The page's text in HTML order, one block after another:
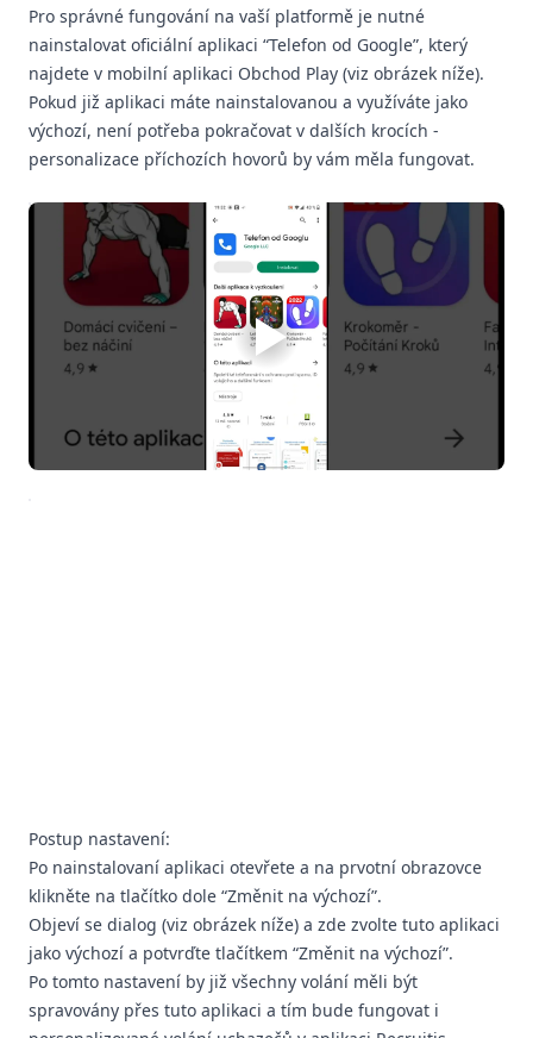
Pro správné fungování na vaší platformě je nutné
nainstalovat oficiální aplikaci “Telefon od Google”, který
najdete v mobilní aplikaci Obchod Play (viz obrázek níže).
Pokud již aplikaci máte nainstalovanou a využíváte jako
výchozí, není potřeba pokračovat v dalších krocích -
personalizace příchozích hovorů by vám měla fungovat.
Postup nastavení:
Po nainstalovaní aplikaci otevřete a na prvotní obrazovce
klikněte na tlačítko dole “Změnit na výchozí”.
Objeví se dialog (viz obrázek níže) a zde zvolte tuto aplikaci
jako výchozí a potvrďte tlačítkem “Změnit na výchozí”.
Po tomto nastavení by již všechny volání měli být
spravovány přes tuto aplikaci a tím bude fungovat i